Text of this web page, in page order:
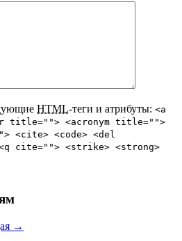
HTML-теги и атрибуты: <a
title=""> <acronym title="">
<cite> <code> <del
cite=""> <strike> <strong>
→